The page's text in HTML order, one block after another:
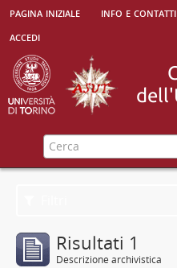
pagina iniziale info e contatti
accedi
Risultati 1
Descrizione archivistica